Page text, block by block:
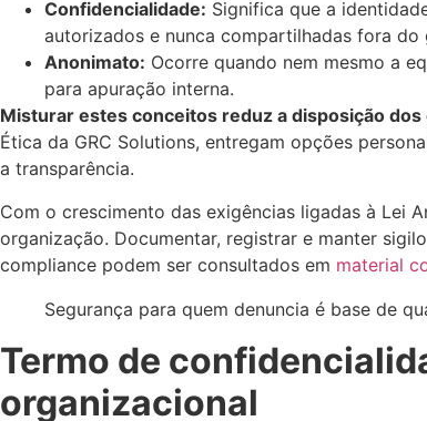
Confidencialidade: Significa que a
autorizados e nunca compartilhadas fora do
Anonimato: Ocorre quando nem mesmo a
para apuração interna.
Misturar estes conceitos reduz a disposição
Ética da GRC Solutions, entregam opções
a transparência.
Com o crescimento das exigências ligadas à Lei
organização. Documentar, registrar e manter
compliance podem ser consultados em material
Segurança para quem denuncia é base de
Termo de
organizacional